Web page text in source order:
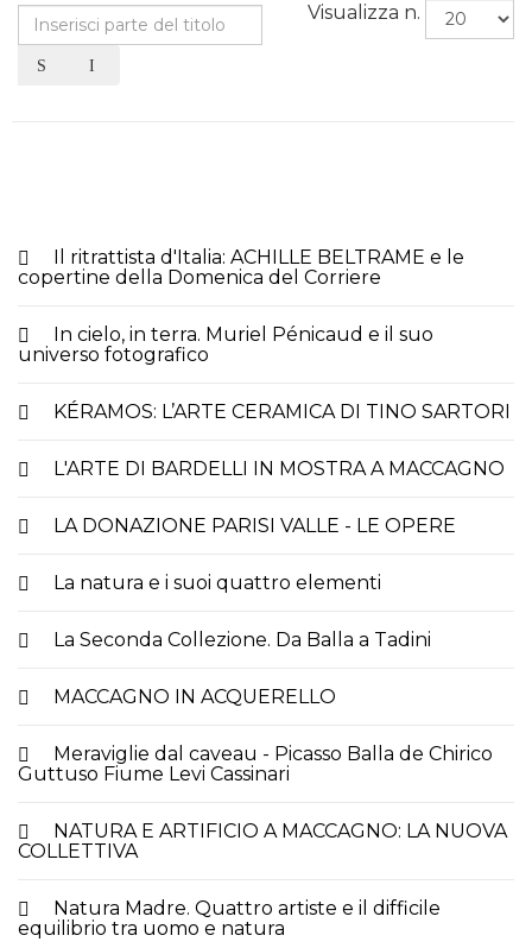
Visualizza n.
Il ritrattista d'Italia: ACHILLE BELTRAME e le
copertine della Domenica del Corriere
In cielo, in terra. Muriel Pénicaud e il suo
universo fotografico
KÉRAMOS: L’ARTE CERAMICA DI TINO SARTORI
L'ARTE DI BARDELLI IN MOSTRA A MACCAGNO
LA DONAZIONE PARISI VALLE - LE OPERE
La natura e i suoi quattro elementi
La Seconda Collezione. Da Balla a Tadini
MACCAGNO IN ACQUERELLO
Meraviglie dal caveau - Picasso Balla de Chirico
Guttuso Fiume Levi Cassinari
NATURA E ARTIFICIO A MACCAGNO: LA NUOVA
COLLETTIVA
Natura Madre. Quattro artiste e il difficile
equilibrio tra uomo e natura